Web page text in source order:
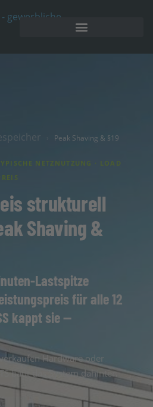
› Peak Shaving & §19
NETZNUTZUNG · LOAD
strukturell
Shaving &
Lastspitze
für alle 12
kappt sie —
Hardware oder
baut das System dahinter.